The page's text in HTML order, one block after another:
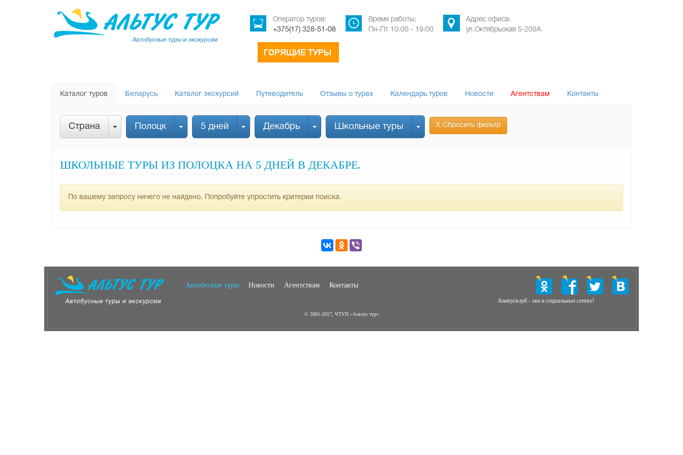
Оператор туров:
+375(17) 328-51-08
Время работы:
Пн-Пт 10:00 - 19:00
Адрес офиса:
ул.Октябрьская 5-209А
Каталог туров Беларусь Каталог экскурсий Путеводитель Отзывы о турах Календарь туров Новости Агентствам Контакты
Страна Полоцк 5 дней Декабрь Школьные туры Х Сбросить фильтр
ШКОЛЬНЫЕ ТУРЫ ИЗ ПОЛОЦКА НА 5 ДНЕЙ В ДЕКАБРЕ.
По вашему запросу ничего не найдено. Попробуйте упростить критерии поиска.
Автобусные туры Новости Агентствам Контакты
Альтусклуб - мы в социальных сетях!
© 2001-2017, ЧТУП «Альтус тур»